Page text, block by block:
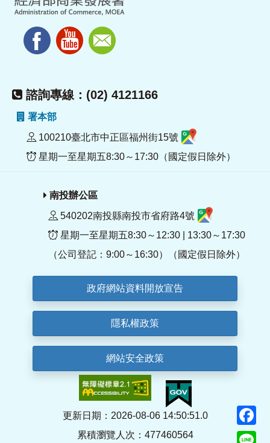
諮詢專線：(02) 4121166
署本部
100210臺北市中正區福州街15號
星期一至星期五8:30～17:30（國定假日除外）
南投辦公區
540202南投縣南投市省府路4號
星期一至星期五8:30～12:30 | 13:30～17:30
（公司登記：9:00～16:30）（國定假日除外）
政府網站資料開放宣告
隱私權政策
網站安全政策
更新日期：2026-08-06 14:50:51.0
累積瀏覽人次：477460564